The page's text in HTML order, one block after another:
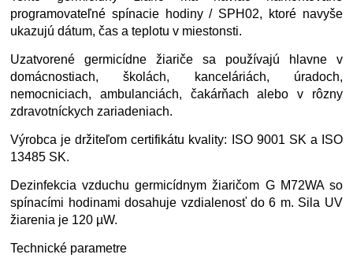
programovateľné spínacie hodiny / SPH02, ktoré navyše
ukazujú dátum, čas a teplotu v miestonsti.
Uzatvorené germicídne žiariče sa používajú hlavne v
domácnostiach, školách, kanceláriách, úradoch,
nemocniciach, ambulanciách, čakárňach alebo v rôzny
zdravotníckych zariadeniach.
Výrobca je držiteľom certifikátu kvality: ISO 9001 SK a ISO
13485 SK.
Dezinfekcia vzduchu germicídnym žiaričom G M72WA so
spínacími hodinami dosahuje vzdialenosť do 6 m. Sila UV
žiarenia je 120 µW.
Technické parametre